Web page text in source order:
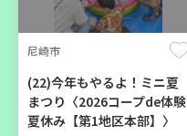
子ども
親子で楽しむ
学び・体験
カフェ・つどい場
尼崎市
(22)今年もやるよ！ミニ夏
まつり〈2026コープde体験
夏休み【第1地区本部】〉